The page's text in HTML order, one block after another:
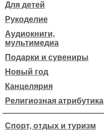
Для детей
Рукоделие
Аудиокниги,
мультимедиа
Подарки и сувениры
Новый год
Канцелярия
Религиозная атрибутика
Спорт, отдых и туризм